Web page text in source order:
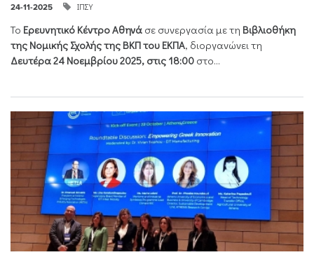
24-11-2025 ΙΠΣΥ
Το Ερευνητικό Κέντρο Αθηνά σε συνεργασία με τη Βιβλιοθήκη
της Νομικής Σχολής της ΒΚΠ του ΕΚΠΑ, διοργανώνει τη
Δευτέρα 24 Νοεμβρίου 2025, στις 18:00 στο...